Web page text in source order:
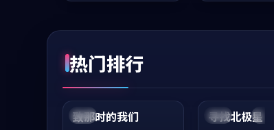
热门排行
中国 4K
99:22
致那时的我们 中国 4K
寻找北极星